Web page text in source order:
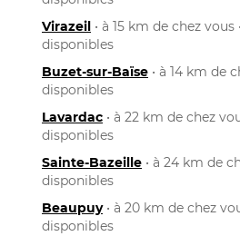
Virazeil • à 15 km de chez
disponibles
Buzet-sur-Baïse • à 14 km de
disponibles
Lavardac • à 22 km de chez
disponibles
Sainte-Bazeille • à 24 km de
disponibles
Beaupuy• à 20 km de chez
disponibles